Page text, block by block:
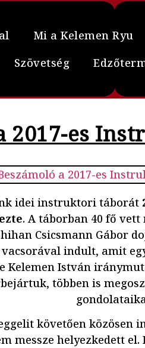
Mi a Kelemen Ryu
Szövetség
2017-es
idei instruktori táborát
. A táborban 40 fő
Csicsmann Gábor
vacsorával indult, amit
Kelemen István
többen is
követően közösen
messze helyezkedett